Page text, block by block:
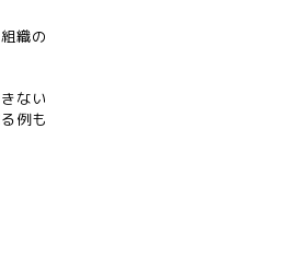
織の
ない
例も